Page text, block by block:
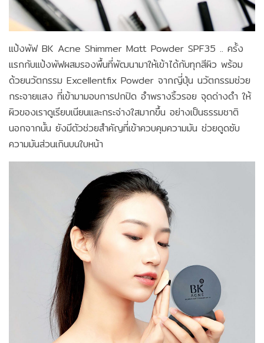
แป้งพัฟ BK Acne Shimmer Matt Powder SPF35 .. ครั้ง
แรกกับแป้งพัฟผสมรองพื้นที่พัฒนามาให้เข้าได้กับทุกสีผิว พร้อม
ด้วยนวัตกรรม Excellentfix Powder จากญี่ปุ่น นวัตกรรมช่วย
กระจายแสง ที่เข้ามามอบการปกปิด อำพรางริ้วรอย จุดด่างดำ ให้
ผิวของเราดูเรียบเนียนและกระจ่างใสมากขึ้น อย่างเป็นธรรมชาติ
นอกจากนั้น ยังมีตัวช่วยสำคัญที่เข้าควบคุมความมัน ช่วยดูดซับ
ความมันส่วนเกินบนใบหน้า